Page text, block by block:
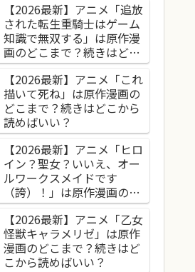
【2026最新】アニメ「追放
された転生重騎士はゲーム
知識で無双する」は原作漫
画のどこまで？続きはどこ
から読めばいい？
【2026最新】アニメ「これ
描いて死ね」は原作漫画の
どこまで？続きはどこから
読めばいい？
【2026最新】アニメ「ヒロ
イン？聖女？いいえ、オー
ルワークスメイドです
（誇）！」は原作漫画のど
こまで？続きはどこから読
めばいい？
【2026最新】アニメ「乙女
怪獣キャラメリゼ」は原作
漫画のどこまで？続きはど
こから読めばいい？